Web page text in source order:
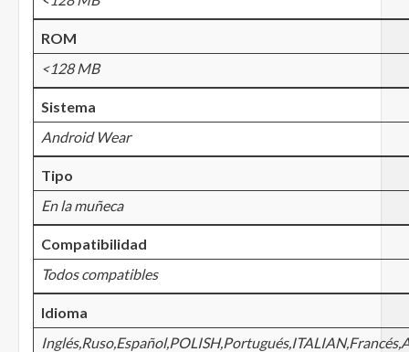
ROM
<128 MB
Sistema
Android Wear
Tipo
En la muñeca
Compatibilidad
Todos compatibles
Idioma